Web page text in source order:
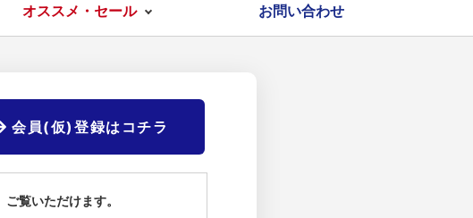
オススメ・セール お問い合わせ
会員(仮)登録はコチラ
ご覧いただけます。